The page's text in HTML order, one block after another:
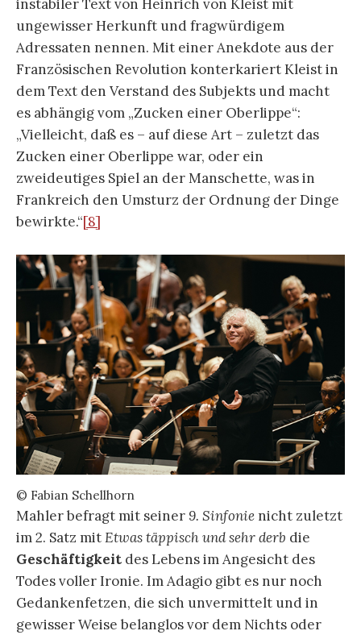
instabiler Text von Heinrich von Kleist mit
ungewisser Herkunft und fragwürdigem
Adressaten nennen. Mit einer Anekdote aus der
Französischen Revolution konterkariert Kleist in
dem Text den Verstand des Subjekts und macht
es abhängig vom „Zucken einer Oberlippe“:
„Vielleicht, daß es – auf diese Art – zuletzt das
Zucken einer Oberlippe war, oder ein
zweideutiges Spiel an der Manschette, was in
Frankreich den Umsturz der Ordnung der Dinge
bewirkte.“[8]
© Fabian Schellhorn
Mahler befragt mit seiner 9. Sinfonie nicht zuletzt
im 2. Satz mitEtwas täppisch und sehr derb die
Geschäftigkeit des Lebens im Angesicht des
Todes voller Ironie. Im Adagio gibt es nur noch
Gedankenfetzen, die sich unvermittelt und in
gewisser Weise belanglos vor dem Nichts oder